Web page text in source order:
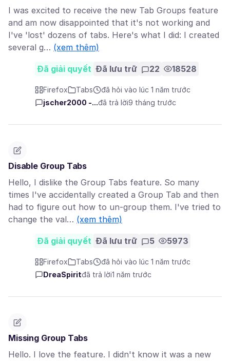
I was excited to receive the new Tab Groups feature
and am now disappointed that it's not working and
I've 'lost' dozens of tabs. Here's what I did: I created
several g… (xem thêm)
Đã giải quyết Đã lưu trữ 22 18528
Firefox Tabs
đã hỏi vào lúc 1 năm trước
jscher2000 -...đã trả lời9 tháng trước
Disable Group Tabs
Hello, I dislike the Group Tabs feature. So many
times I've accidentally created a Group Tab and then
had to figure out how to un-group them. I've tried to
change the val… (xem thêm)
Đã giải quyết Đã lưu trữ 5 5973
Firefox Tabs
đã hỏi vào lúc 1 năm trước
DreaSpiritđã trả lời1 năm trước
Missing Group Tabs
Hello. I love the feature. I didn't know it was a new